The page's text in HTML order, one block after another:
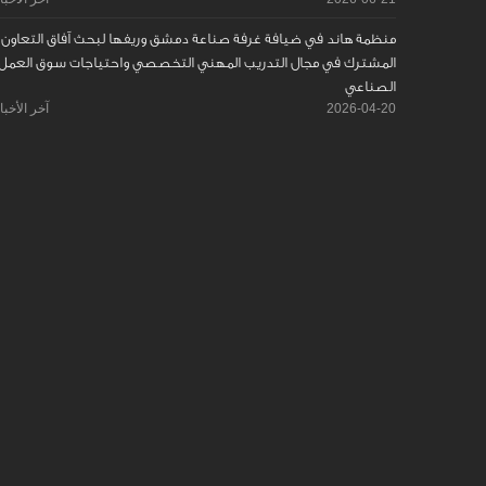
منظمة هاند في ضيافة غرفة صناعة دمشق وريفها لبحث آفاق التعاون
المشترك في مجال التدريب المهني التخصصي واحتياجات سوق
الصناعي
2026-04-20 آخر